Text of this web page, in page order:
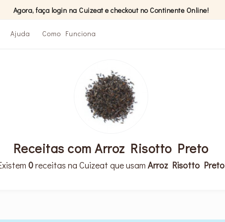
Agora, faça login na Cuizeat e checkout no Continente Online!
Ajuda Como Funciona
Receitas com Arroz Risotto Preto
0receitas na Cuizeat que usam Arroz Risotto Preto